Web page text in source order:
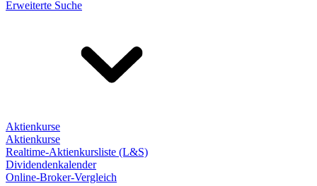
Erweiterte Suche
Aktienkurse
Aktienkurse
Realtime-Aktienkursliste (L&S)
Dividendenkalender
Online-Broker-Vergleich